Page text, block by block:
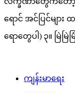
ကျန်းမာရေး
ပညာပေး
ရှင်ယွန်း